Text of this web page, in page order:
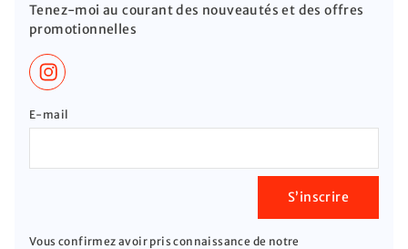
Tenez-moi au courant des nouveautés et des offres
promotionnelles
E-mail
S’inscrire
Vous confirmez avoir pris connaissance de notre